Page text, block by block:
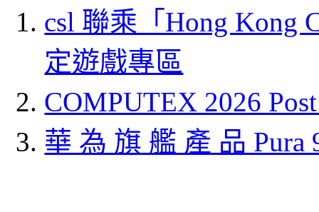
csl 聯乘「Hong Kong
定遊戲專區
COMPUTEX 2026
華 為 旗 艦 產 品 Pura